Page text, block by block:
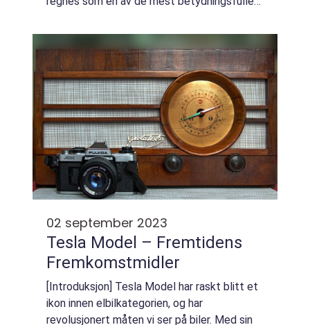
magnetisme. Tesla var kjent for si...
02 september 2023
Tesla Model – Fremtidens
Fremkomstmidler
[Introduksjon] Tesla Model har raskt blitt et
ikon innen elbilkategorien, og har
revolusjonert måten vi ser på biler. Med sin